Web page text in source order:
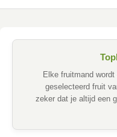
Elke fruitmand
geselecteerd fruit
zeker dat je altijd een